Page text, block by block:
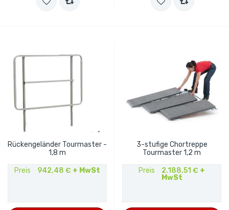
Rückengeländer Tourmaster -
1,8 m
Preis 942,48 € + MwSt
3-stufige Chortreppe
Tourmaster 1,2 m
Preis 2.188,51 € +
MwSt